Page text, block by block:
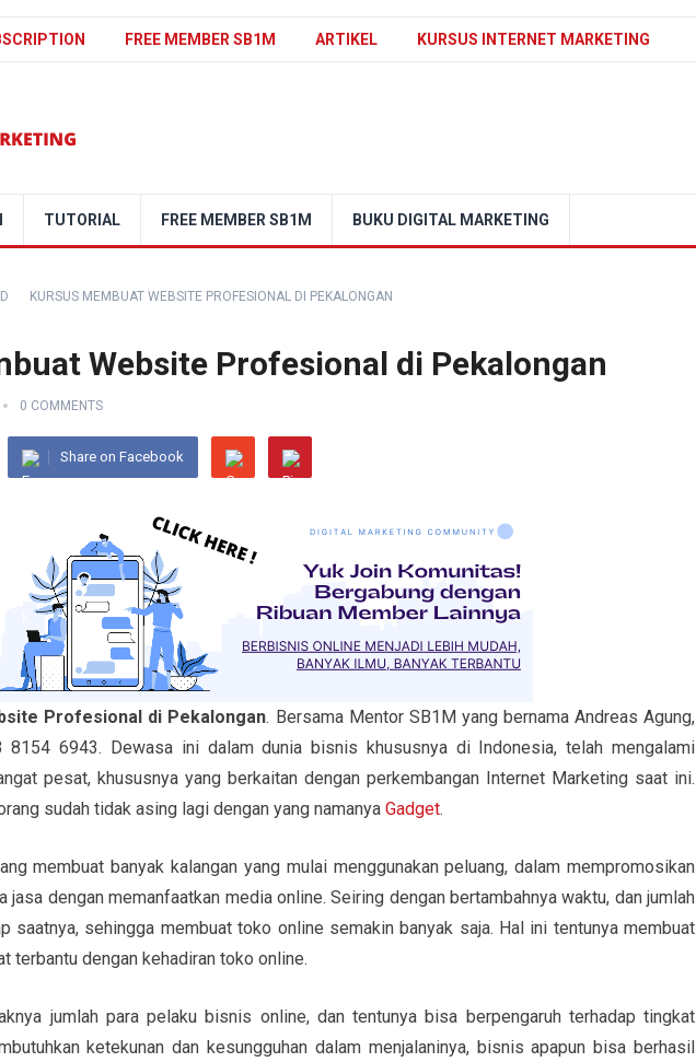
FREE MEMBER SB1M ARTIKEL KURSUS INTERNET MARKETING
TUTORIAL FREE MEMBER SB1M BUKU DIGITAL MARKETING
KURSUS MEMBUAT WEBSITE PROFESIONAL DI PEKALONGAN
Website Profesional di Pekalongan
0 COMMENTS
Share on Facebook
Profesional di Pekalongan. Bersama Mentor SB1M yang bernama Andreas Agung,
8154 6943. Dewasa ini dalam dunia bisnis khususnya di Indonesia, telah mengalami
pesat, khususnya yang berkaitan dengan perkembangan Internet Marketing saat ini.
sudah tidak asing lagi dengan yang namanya Gadget.
membuat banyak kalangan yang mulai menggunakan peluang, dalam mempromosikan
jasa dengan memanfaatkan media online. Seiring dengan bertambahnya waktu, dan jumlah
saatnya, sehingga membuat toko online semakin banyak saja. Hal ini tentunya membuat
terbantu dengan kehadiran toko online.
jumlah para pelaku bisnis online, dan tentunya bisa berpengaruh terhadap tingkat
ketekunan dan kesungguhan dalam menjalaninya, bisnis apapun bisa berhasil